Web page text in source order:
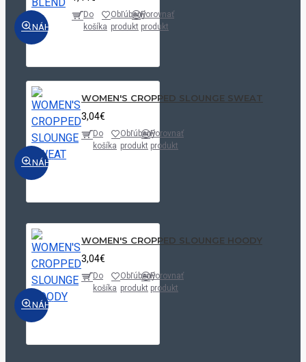
NÁHĽAD
Do
košíka
Obľúbený
produkt
Porovnať
produkt
NÁHĽAD
WOMEN'S CROPPED SLOUNGE SWEAT
3,04€
Do
košíka
Obľúbený
produkt
Porovnať
produkt
NÁHĽAD
WOMEN'S CROPPED SLOUNGE HOODY
3,04€
Do
košíka
Obľúbený
produkt
Porovnať
produkt